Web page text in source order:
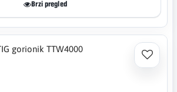
Brzi pregled